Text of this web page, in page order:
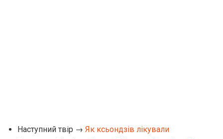
Наступний твір → Як ксьондзів лікували